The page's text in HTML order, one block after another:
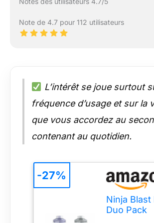
Note de 4.7 pour 112 utilisateurs
L’intérêt se joue surtout
fréquence d’usage et sur la
que vous accordez au
contenant au quotidien.
Ninja Blast
Duo Pack
-27%